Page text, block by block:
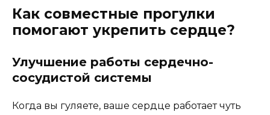
Как совместные прогулки
помогают укрепить сердце?
Улучшение работы сердечно-
сосудистой системы
Когда вы гуляете, ваше сердце работает чуть